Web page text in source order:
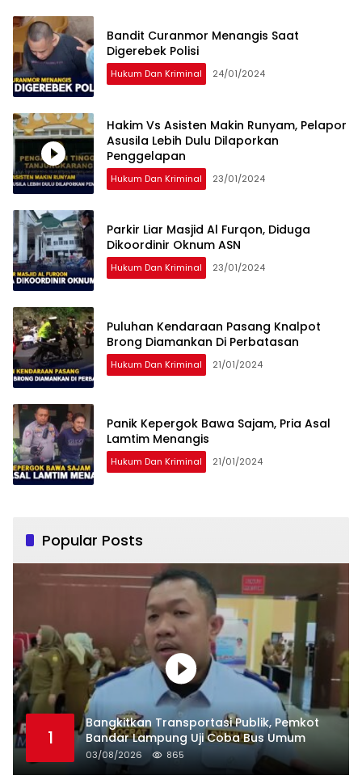
Bandit Curanmor Menangis Saat
Digerebek Polisi
Hukum Dan Kriminal 24/01/2024
Hakim Vs Asisten Makin Runyam, Pelapor
Asusila Lebih Dulu Dilaporkan
Penggelapan
Hukum Dan Kriminal 23/01/2024
Parkir Liar Masjid Al Furqon, Diduga
Dikoordinir Oknum ASN
Hukum Dan Kriminal 23/01/2024
Puluhan Kendaraan Pasang Knalpot
Brong Diamankan Di Perbatasan
Hukum Dan Kriminal 21/01/2024
Panik Kepergok Bawa Sajam, Pria Asal
Lamtim Menangis
Hukum Dan Kriminal 21/01/2024
Popular Posts
1
Bangkitkan Transportasi Publik, Pemkot
Bandar Lampung Uji Coba Bus Umum
03/08/2026 865